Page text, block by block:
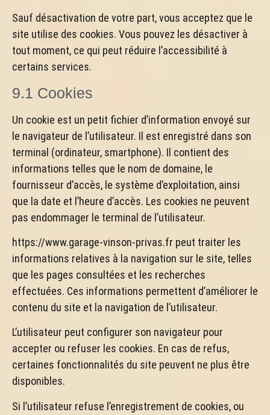
Sauf désactivation de votre part, vous acceptez que le
site utilise des cookies. Vous pouvez les désactiver à
tout moment, ce qui peut réduire l’accessibilité à
certains services.
9.1 Cookies
Un cookie est un petit fichier d’information envoyé sur
le navigateur de l’utilisateur. Il est enregistré dans son
terminal (ordinateur, smartphone). Il contient des
informations telles que le nom de domaine, le
fournisseur d’accès, le système d’exploitation, ainsi
que la date et l’heure d’accès. Les cookies ne peuvent
pas endommager le terminal de l’utilisateur.
https://www.garage-vinson-privas.fr peut traiter les
informations relatives à la navigation sur le site, telles
que les pages consultées et les recherches
effectuées. Ces informations permettent d’améliorer le
contenu du site et la navigation de l’utilisateur.
L’utilisateur peut configurer son navigateur pour
accepter ou refuser les cookies. En cas de refus,
certaines fonctionnalités du site peuvent ne plus être
disponibles.
Si l’utilisateur refuse l’enregistrement de cookies, ou